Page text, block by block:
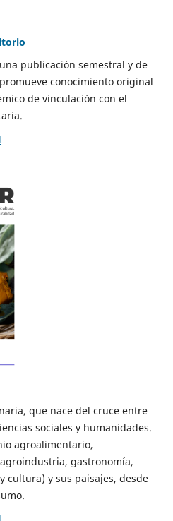
publicación semestral y de
conocimiento original
de vinculación con el
que nace del cruce entre
sociales y humanidades.
agroalimentario,
gastronomía,
cultura) y sus paisajes, desde